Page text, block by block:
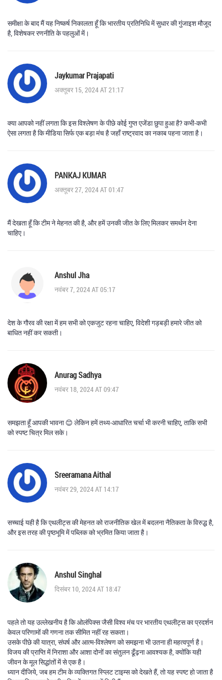
समीक्षा के बाद मैं यह निष्कर्ष निकालता हूँ कि भारतीय प्रतिनिधि में सुधार की गुंजाइश मौजूद
है, विशेषकर रणनीति के पहलुओं में।
Jaykumar Prajapati
अक्तूबर 15, 2024 AT 21:17
क्या आपको नहीं लगता कि इस विश्लेषण के पीछे कोई गुप्त एजेंडा छुपा हुआ है? कभी‑कभी
ऐसा लगता है कि मीडिया सिर्फ एक बड़ा मंच है जहाँ राष्ट्रवाद का नकाब पहना जाता है।
PANKAJ KUMAR
अक्तूबर 27, 2024 AT 01:47
मैं देखता हूँ कि टीम ने मेहनत की है, और हमें उनकी जीत के लिए मिलकर समर्थन देना
चाहिए।
Anshul Jha
नवंबर 7, 2024 AT 05:17
देश के गौरव की रक्षा में हम सभी को एकजुट रहना चाहिए, विदेशी गड़बड़ी हमारे जीत को
बाधित नहीं कर सकती।
Anurag Sadhya
नवंबर 18, 2024 AT 09:47
समझता हूँ आपकी भावना 😊 लेकिन हमें तथ्य‑आधारित चर्चा भी करनी चाहिए, ताकि सभी
को स्पष्ट चित्र मिल सके।
Sreeramana Aithal
नवंबर 29, 2024 AT 14:17
सच्चाई यही है कि एथलीट्स की मेहनत को राजनीतिक खेल में बदलना नैतिकता के विरुद्ध है,
और इस तरह की पृष्ठभूमि में पब्लिक को भ्रमित किया जाता है।
Anshul Singhal
दिसंबर 10, 2024 AT 18:47
पहले तो यह उल्लेखनीय है कि ओलंपिक्स जैसी विश्व मंच पर भारतीय एथलीट्स का प्रदर्शन
केवल परिणामों की गणना तक सीमित नहीं रह सकता।
उसके पीछे की यात्रा, संघर्ष और आत्म-विश्लेषण को समझना भी उतना ही महत्वपूर्ण है।
विजय की प्राप्ति में निराशा और आशा दोनों का संतुलन ढूँढ़ना आवश्यक है, क्योंकि यही
जीवन के मूल सिद्धांतों में से एक है।
ध्यान दीजिये, जब हम टीम के व्यक्तिगत स्प्लिट टाइम्स को देखते हैं, तो यह स्पष्ट हो जाता है